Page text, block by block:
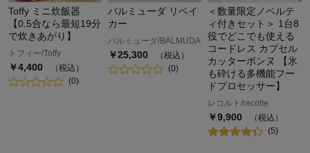
Toffy ミニ炊飯器
【0.5合なら最短19分
で炊きあがり】
トフィー/Toffy
￥4,400
（税込）
(0)
バルミューダ リベイ
カー
バルミューダ/BALMUDA
￥25,300
（税込）
(0)
＜数量限定ノベルテ
ィ付きセット＞ 1台8
役でどこでも使える
コードレス カプセル
カッターボンヌ 【氷
も砕ける多機能フー
ドプロセッサー】
レコルト/recolte
￥9,900
（税込）
(5)